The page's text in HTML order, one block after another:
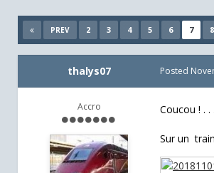
PREV 2 3 4 5 6 7 8
thalys07
Accro
Posted
Coucou ! . . .
Sur un